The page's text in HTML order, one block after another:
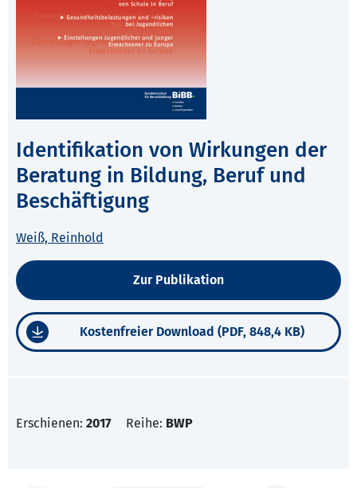
Identifikation von Wirkungen der
Beratung in Bildung, Beruf und
Beschäftigung
Weiß, Reinhold
Zur Publikation
Kostenfreier Download (PDF, 848,4 KB)
Erschienen: 2017 Reihe: BWP